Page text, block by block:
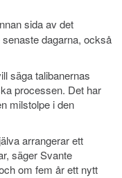
sida av det
dagarna, också
säga talibanernas
processen. Det har
milstolpe i den
arrangerar ett
säger Svante
om fem år ett nytt